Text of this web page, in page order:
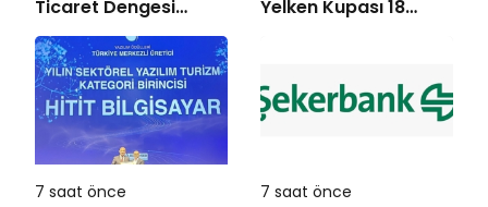
Ticaret Dengesi
Analiz Raporunu
Yayımladı
Yelken Kupası 18
7 saat önce 7 saat önce